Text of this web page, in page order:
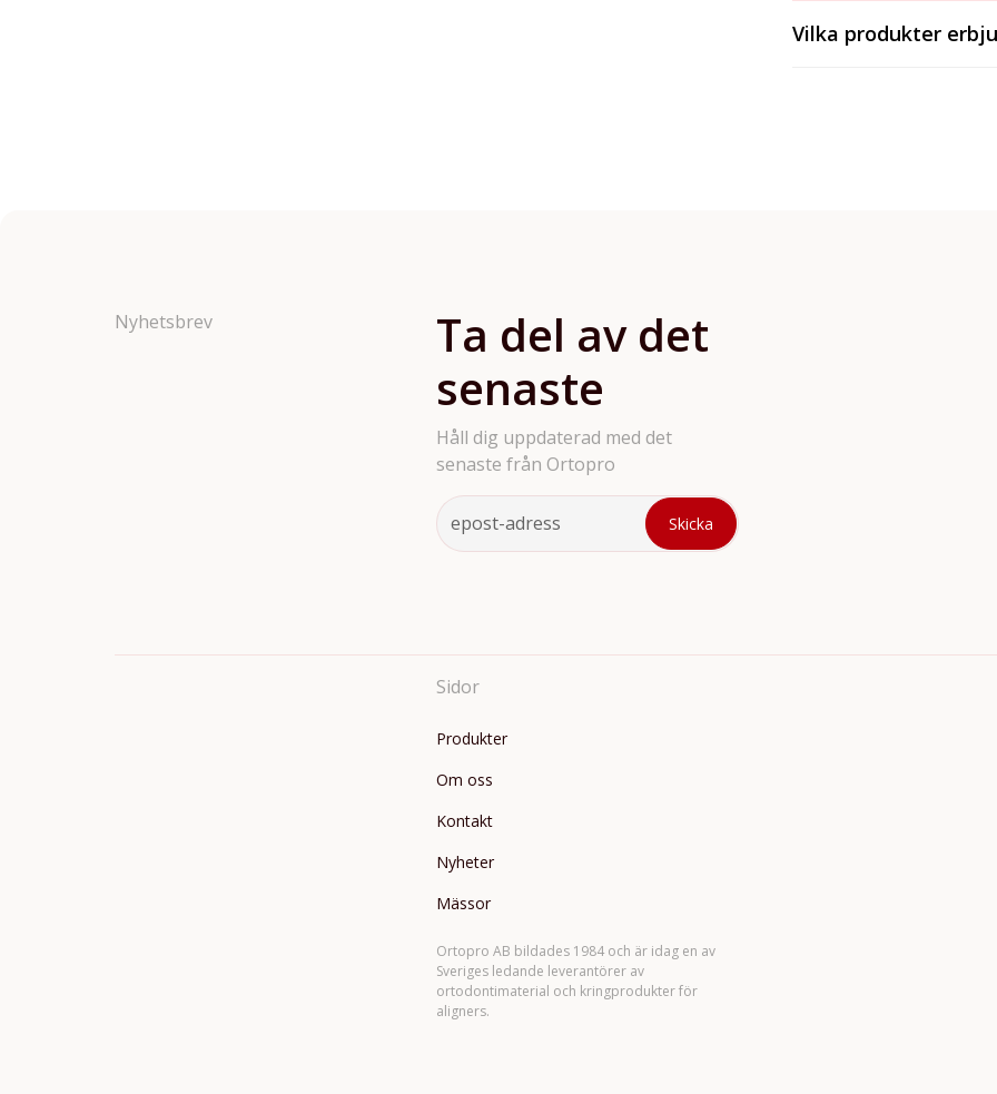
beroende på
Vilka produkter
Nyhetsbrev
Ta del av det
senaste
Håll dig uppdaterad med det
senaste från Ortopro
Sidor
Produkter
Om oss
Kontakt
Nyheter
Mässor
Ortopro AB bildades 1984 och är idag en av
Sveriges ledande leverantörer av
ortodontimaterial och kringprodukter för
aligners.